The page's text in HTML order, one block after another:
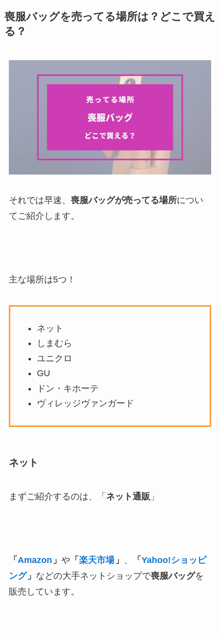
喪服バッグを売ってる場所は？どこで買え
る？
それでは早速、 喪服バッグが売ってる場所につい
てご紹介します。
主な場所は5つ！
ネット
しまむら
ユニクロ
GU
ドン・キホーテ
ヴィレッジヴァンガード
ネット
まずご紹介するのは、「 ネット通販 」
「 Amazon 」 や 「 楽天市場」 、 「 Yahoo!ショッピ
ング」 などの大手ネットショップで喪服バッグを
販売しています。